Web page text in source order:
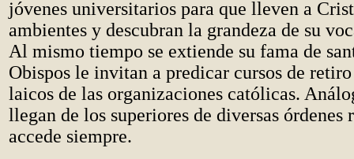
jóvenes universitarios para que lleven a
ambientes y descubran la grandeza de su
Al mismo tiempo se extiende su fama de
Obispos le invitan a predicar cursos de
laicos de las organizaciones católicas.
llegan de los superiores de diversas órdenes
accede siempre.